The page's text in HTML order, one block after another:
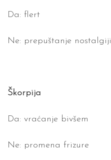
Da: flert
Ne: prepuštanje nostalgiji
Škorpija
Da: vraćanje bivšem
Ne: promena frizure